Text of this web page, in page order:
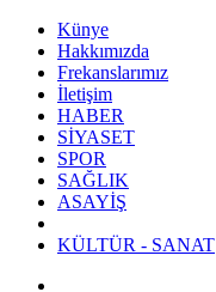
Künye
Hakkımızda
Frekanslarımız
İletişim
HABER
SİYASET
SPOR
SAĞLIK
ASAYİŞ
KÜLTÜR - SANAT